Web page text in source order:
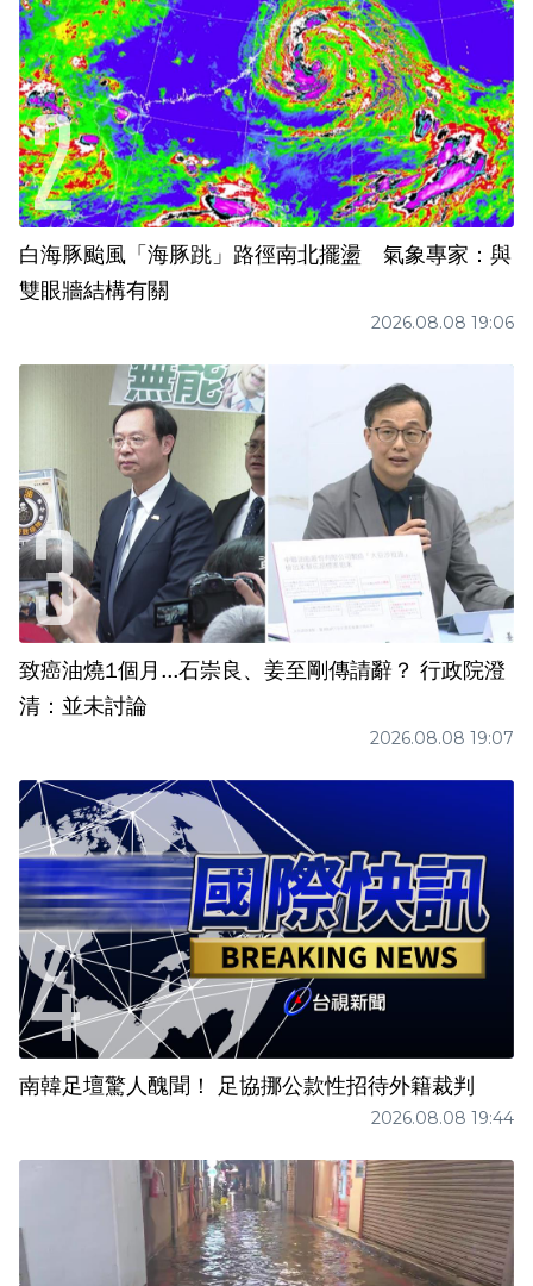
白海豚颱風「海豚跳」路徑南北擺盪 氣象專家：與
雙眼牆結構有關
2026.08.08 19:06
致癌油燒1個月...石崇良、姜至剛傳請辭？ 行政院澄
清：並未討論
2026.08.08 19:07
南韓足壇驚人醜聞！ 足協挪公款性招待外籍裁判
2026.08.08 19:44